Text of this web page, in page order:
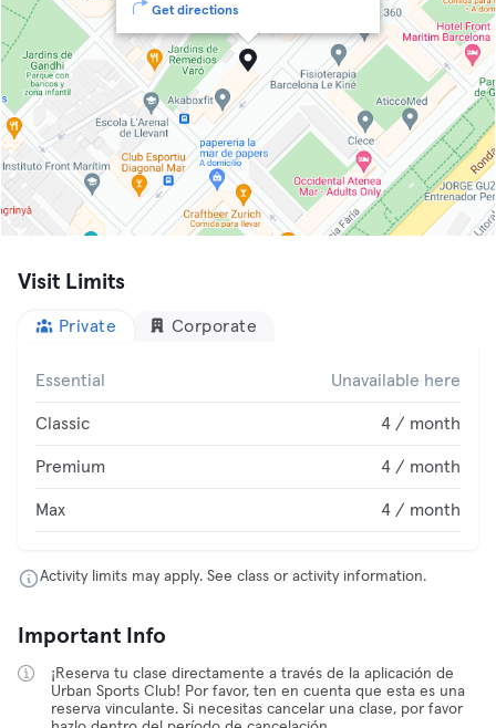
Get directions
Visit Limits
Private Corporate
Essential Unavailable here
Classic 4 / month
Premium 4 / month
Max 4 / month
Activity limits may apply. See class or activity information.
Important Info
¡Reserva tu clase directamente a través de la aplicación de
Urban Sports Club! Por favor, ten en cuenta que esta es una
reserva vinculante. Si necesitas cancelar una clase, por favor